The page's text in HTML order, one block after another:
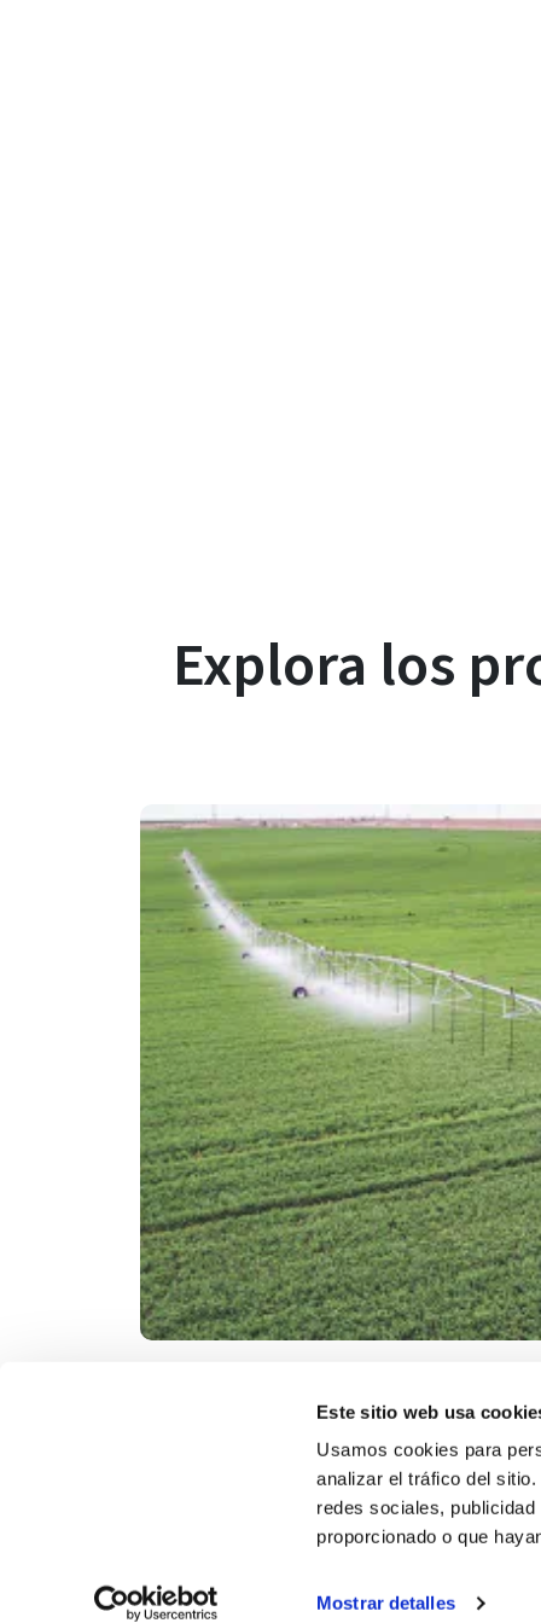
Este sitio web usa
Usamos cookies para
analizar el tráfico del
redes sociales,
proporcionado o que
Mostrar detalles
Explora los
Productos